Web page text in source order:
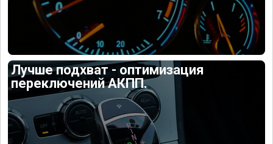
Лучше подхват - оптимизация
переключений АКПП.